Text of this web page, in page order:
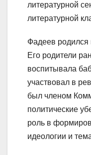
литературной
литературной
Фадеев родился
Его родители
воспитывала
участвовал в
был членом
политические
роль в
идеологии и